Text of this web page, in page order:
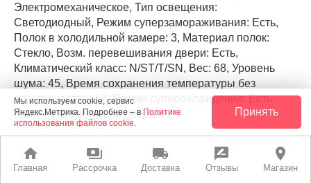
home
Главная
payments
Рассрочка
local_shipping
Доставка
rate_review
Отзывы
place
Магазин
Электромеханическое, Тип освещения:
Светодиодный, Режим суперзамораживания: Есть,
Полок в холодильной камере: 3, Материал полок:
Стекло, Возм. перевешивания двери: Есть,
Климатический класс: N/ST/T/SN, Вес: 68, Уровень
шума: 45, Время сохранения температуры без
электричества: 12, Режим суперохлаждения: Есть,
Количество полок на дверце: 7
ЛУЧШАЯ ЦЕНА РАССРОЧКА
Мы используем cookie, сервис
Яндекс.Метрика. Подробнее – в Политике
использования файлов cookie.
Принять